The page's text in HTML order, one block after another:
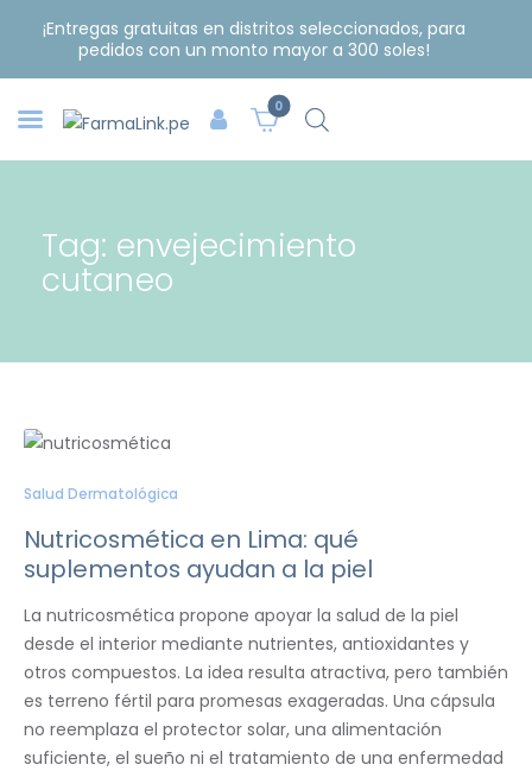
¡Entregas gratuitas en distritos seleccionados, para
pedidos con un monto mayor a 300 soles!
0
Tag: envejecimiento
cutaneo
Salud Dermatológica
Nutricosmética en Lima: qué
suplementos ayudan a la piel
La nutricosmética propone apoyar la salud de la piel
desde el interior mediante nutrientes, antioxidantes y
otros compuestos. La idea resulta atractiva, pero también
es terreno fértil para promesas exageradas. Una cápsula
no reemplaza el protector solar, una alimentación
suficiente, el sueño ni el tratamiento de una enfermedad